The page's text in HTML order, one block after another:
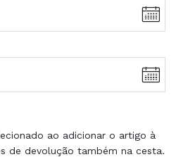
ao adicionar o artigo à
de devolução também na cesta.